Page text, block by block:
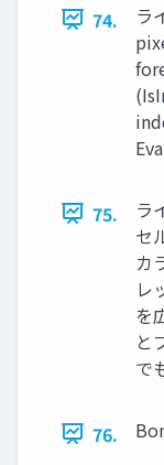
74.
ラ
75.
ラ
セ
カ
レ
を
と
で
76.